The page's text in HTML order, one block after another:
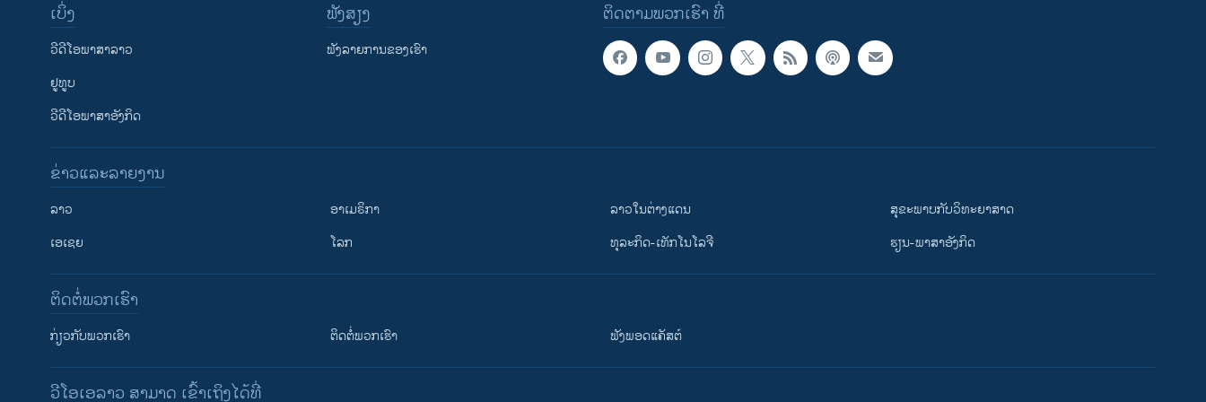
ຕິດຕາມພວກເຮົາ ທີ່
ເບິ່ງ
ວີດີໂອພາສາລາວ
ຢູທູບ
ວີດີໂອພາສາອັງກິດ
ຟັງສຽງ
ຟັງລາຍການຂອງເຮົາ
ຂ່າວແລະລາຍງານ
ລາວ
ເອເຊຍ
ອາເມຣິກາ
ໂລກ
ລາວໃນຕ່າງແດນ
ທຸລະກິດ-ເທັກໂນໂລຈີ
ສຸຂະພາບກັບວິທະຍາສາດ
ຮຽນ-ພາສາອັງກິດ
ຕິດຕໍ່ພວກເຮົາ
ກ່ຽວກັບພວກເຮົາ ຕິດຕໍ່ພວກເຮົາ ຟັງພອດແຄັສຕ໌
ວີໂອເອລາວ ສາມາດ ເຂົ້າເຖິງໄດ້ທີ່